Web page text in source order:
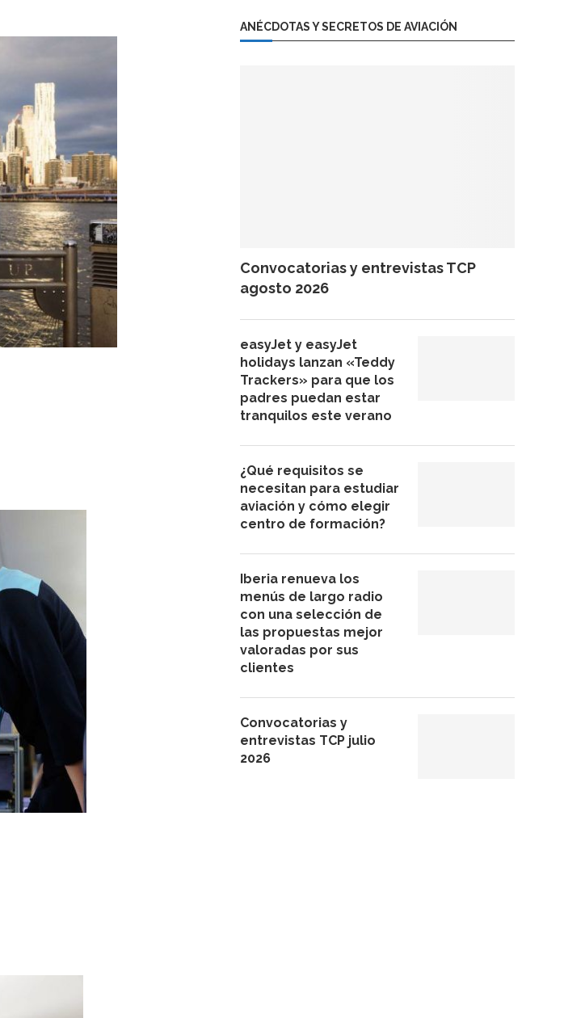
ANÉCDOTAS Y SECRETOS DE AVIACIÓN
Convocatorias y entrevistas TCP
agosto 2026
easyJet y easyJet
holidays lanzan «Teddy
Trackers» para que los
padres puedan estar
tranquilos este verano
¿Qué requisitos se
necesitan para estudiar
aviación y cómo elegir
centro de formación?
Iberia renueva los
menús de largo radio
con una selección de
las propuestas mejor
valoradas por sus
clientes
Convocatorias y
entrevistas TCP julio
2026